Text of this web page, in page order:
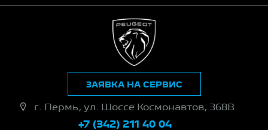
г. Пермь, ул. Шоссе Космонавтов, 368В
+7 (342) 211 40 04
ЗАЯВКА НА СЕРВИС